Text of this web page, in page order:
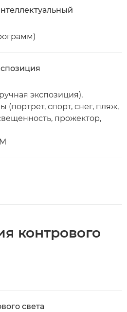
экспозиция),
спорт, снег, пляж,
прожектор,
контрового
света